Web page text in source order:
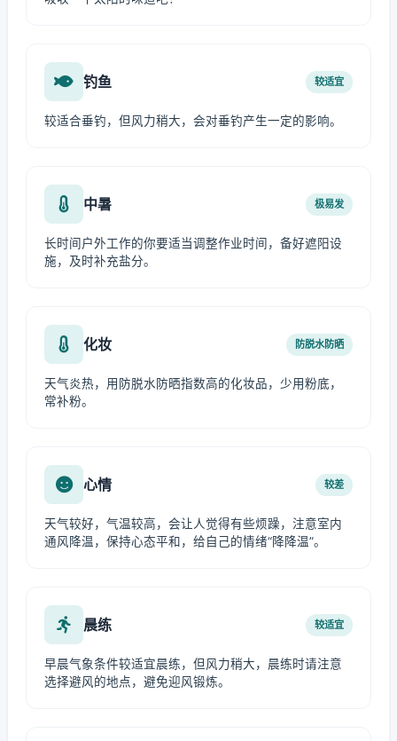
钓鱼 较适宜
较适合垂钓，但风力稍大，会对垂钓产生一定的影响。
中暑 极易发
长时间户外工作的你要适当调整作业时间，备好遮阳设
施，及时补充盐分。
化妆 防脱水防晒
天气炎热，用防脱水防晒指数高的化妆品，少用粉底，
常补粉。
心情 较差
天气较好，气温较高，会让人觉得有些烦躁，注意室内
通风降温，保持心态平和，给自己的情绪“降降温”。
晨练 较适宜
早晨气象条件较适宜晨练，但风力稍大，晨练时请注意
选择避风的地点，避免迎风锻炼。